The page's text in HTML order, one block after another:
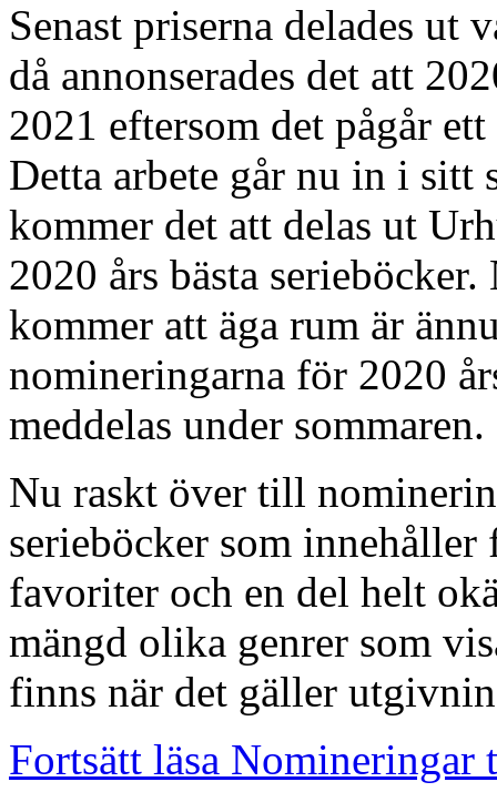
Senast priserna delades ut
då annonserades det att
2021 eftersom det pågår
Detta arbete går nu in i sitt
kommer det att delas ut
2020 års bästa
kommer att äga rum är
nomineringarna för 2020
meddelas under sommaren.
Nu raskt över till
serieböcker som innehåller
favoriter och en del helt
mängd olika genrer som
finns när det gäller
Fortsätt läsa